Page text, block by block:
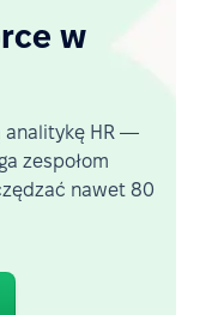
w
analitykę HR —
zespołom
nawet 80